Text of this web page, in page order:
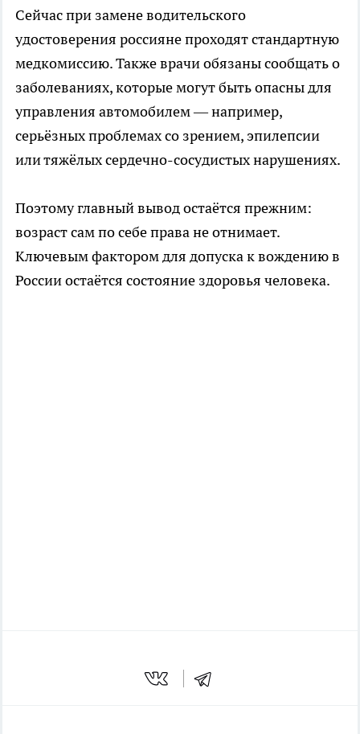
Сейчас при замене водительского
удостоверения россияне проходят стандартную
медкомиссию. Также врачи обязаны сообщать о
заболеваниях, которые могут быть опасны для
управления автомобилем — например,
серьёзных проблемах со зрением, эпилепсии
или тяжёлых сердечно-сосудистых нарушениях.
Поэтому главный вывод остаётся прежним:
возраст сам по себе права не отнимает.
Ключевым фактором для допуска к вождению в
России остаётся состояние здоровья человека.